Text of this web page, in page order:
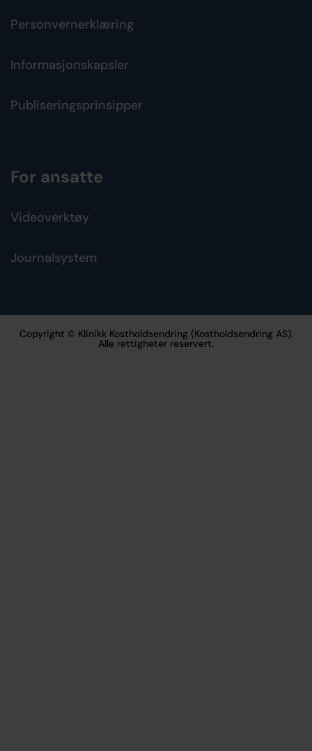
Personvernerklæring
Informasjonskapsler
Publiseringsprinsipper
For ansatte
Videoverktøy
Journalsystem
Copyright © Klinikk Kostholdsendring (Kostholdsendring AS).
Alle rettigheter reservert.